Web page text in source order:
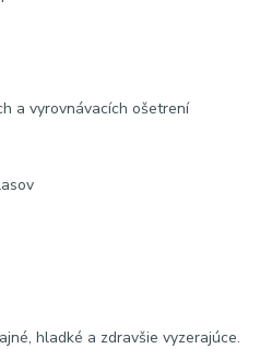
a vyrovnávacích ošetrení
hladké a zdravšie vyzerajúce.